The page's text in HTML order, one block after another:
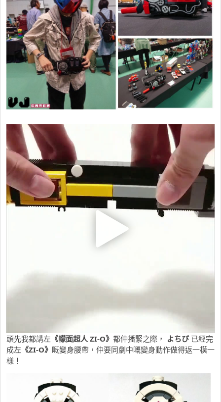
頭先我都講左 《幪面超人 ZI-O》 都仲播緊之際， よちび已經完
成左 《ZI-O》 嘅變身腰帶，仲要同劇中嘅變身動作做得返一模一
樣！